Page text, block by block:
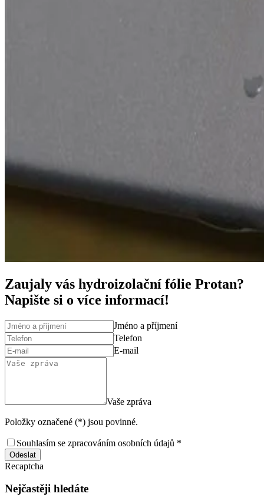
Zaujaly vás hydroizolační fólie Protan?
Napište si o více informací!
Jméno a příjmení
Telefon
E-mail
Vaše zpráva
Položky označené (*) jsou povinné.
Souhlasím se zpracováním osobních údajů *
Odeslat
Recaptcha
Nejčastěji hledáte